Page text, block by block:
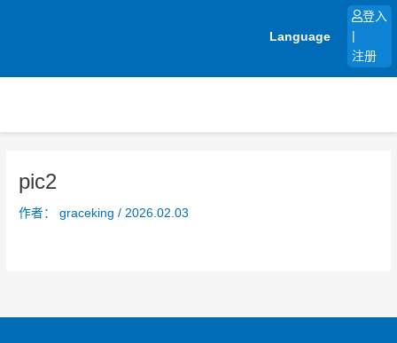
Language
登入
注册
pic2
作者： graceking/ 2026.02.03